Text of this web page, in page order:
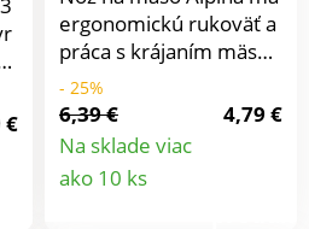
€
ergonomickú rukoväť a
práca s krájaním mäsa
tak bude jednoduchá.
Je vhodný do
umývačky. Materiál:
nerezová oceľ.
Rozmery: dĺžka 33,5
- 25%
6,39 €
4,79 €
Na sklade viac
ako 10 ks